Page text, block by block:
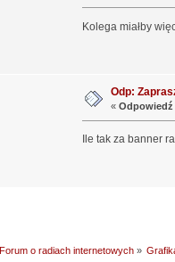
Kolega miałby
Odp:
« Odpowiedź
Ile tak za banner
Forum o radiach internetowych»